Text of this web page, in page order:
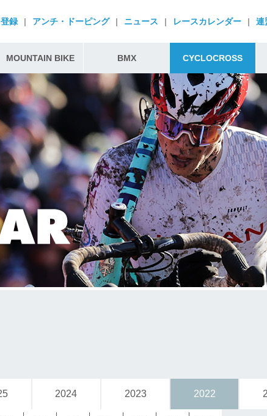
録 | アンチ・ドーピング | ニュース | レースカレンダー | 連
MOUNTAIN BIKE BMX CYCLOCROSS
2024 2023 2022